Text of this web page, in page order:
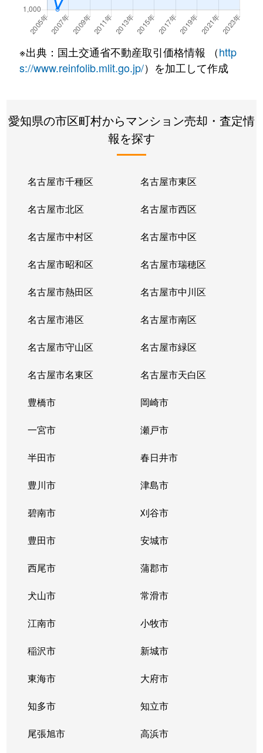
好本町
1,300万円 荒子
※出典：国土交通省不動産取引価格情報 （http
s://www.reinfolib.mlit.go.jp/）を加工して作成
愛知県の市区町村からマンション売却・査定情
報を探す
名古屋市千種区 名古屋市東区
名古屋市北区 名古屋市西区
名古屋市中村区 名古屋市中区
名古屋市昭和区 名古屋市瑞穂区
名古屋市熱田区 名古屋市中川区
名古屋市港区 名古屋市南区
名古屋市守山区 名古屋市緑区
名古屋市名東区 名古屋市天白区
豊橋市 岡崎市
一宮市 瀬戸市
半田市 春日井市
豊川市 津島市
碧南市 刈谷市
豊田市 安城市
西尾市 蒲郡市
犬山市 常滑市
江南市 小牧市
稲沢市 新城市
東海市 大府市
知多市 知立市
尾張旭市 高浜市